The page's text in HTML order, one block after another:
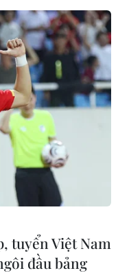
tuyển Việt Nam
đầu bảng